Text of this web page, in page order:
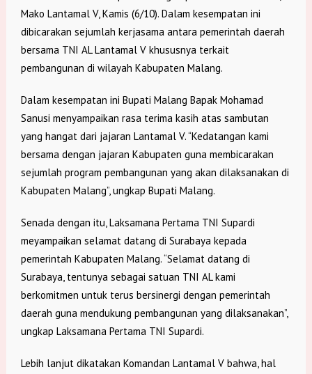
Mako Lantamal V, Kamis (6/10). Dalam kesempatan ini
dibicarakan sejumlah kerjasama antara pemerintah daerah
bersama TNI AL Lantamal V khususnya terkait
pembangunan di wilayah Kabupaten Malang.
Dalam kesempatan ini Bupati Malang Bapak Mohamad
Sanusi menyampaikan rasa terima kasih atas sambutan
yang hangat dari jajaran Lantamal V. “Kedatangan kami
bersama dengan jajaran Kabupaten guna membicarakan
sejumlah program pembangunan yang akan dilaksanakan di
Kabupaten Malang”, ungkap Bupati Malang.
Senada dengan itu, Laksamana Pertama TNI Supardi
meyampaikan selamat datang di Surabaya kepada
pemerintah Kabupaten Malang. “Selamat datang di
Surabaya, tentunya sebagai satuan TNI AL kami
berkomitmen untuk terus bersinergi dengan pemerintah
daerah guna mendukung pembangunan yang dilaksanakan”,
ungkap Laksamana Pertama TNI Supardi.
Lebih lanjut dikatakan Komandan Lantamal V bahwa, hal